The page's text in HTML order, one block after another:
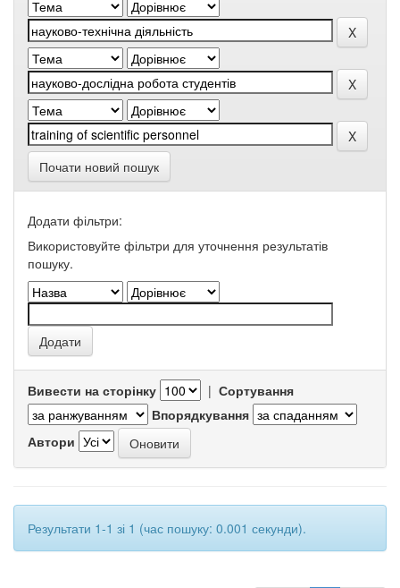
Почати новий пошук
Додати фільтри:
Використовуйте фільтри для уточнення результатів
пошуку.
Вивести на сторінку | Сортування
Впорядкування
Автори
Результати 1-1 зі 1 (час пошуку: 0.001 секунди).